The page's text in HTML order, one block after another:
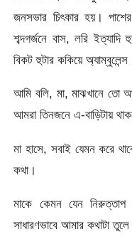
জনসভার চিৎকার হয়। পাশের
শব্দগর্জনে বাস, লরি ইত্যাদি
বিকট হুটার ককিয়ে অ্যাম্বুলেন্স
আমি বলি, মা, মাঝখানে তো
আমরা তিনজনে এ-বাড়িটায়
মা হাসে, সবাই যেমন করে
কথা।
মাকে কেমন যেন
সাধারণভাবে আমার কথাটা